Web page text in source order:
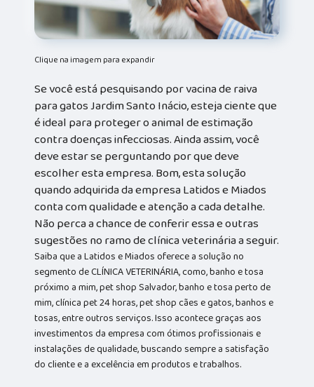
Clique na imagem para expandir
Se você está pesquisando por vacina de raiva
para gatos Jardim Santo Inácio, esteja ciente que
é ideal para proteger o animal de estimação
contra doenças infecciosas. Ainda assim, você
deve estar se perguntando por que deve
escolher esta empresa. Bom, esta solução
quando adquirida da empresa Latidos e Miados
conta com qualidade e atenção a cada detalhe.
Não perca a chance de conferir essa e outras
sugestões no ramo de clínica veterinária a seguir.
Saiba que a Latidos e Miados oferece a solução no
segmento de CLÍNICA VETERINÁRIA, como, banho e tosa
próximo a mim, pet shop Salvador, banho e tosa perto de
mim, clínica pet 24 horas, pet shop cães e gatos, banhos e
tosas, entre outros serviços. Isso acontece graças aos
investimentos da empresa com ótimos profissionais e
instalações de qualidade, buscando sempre a satisfação
do cliente e a excelência em produtos e trabalhos.